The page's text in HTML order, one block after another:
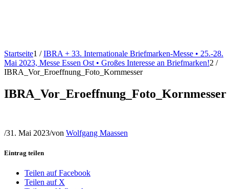
Startseite1 / IBRA + 33. Internationale Briefmarken-Messe • 25.-28.
Mai 2023, Messe Essen Ost • Großes Interesse an Briefmarken!2 /
IBRA_Vor_Eroeffnung_Foto_Kornmesser
IBRA_Vor_Eroeffnung_Foto_Kornmesser
/31. Mai 2023/von Wolfgang Maassen
Eintrag teilen
Teilen auf Facebook
Teilen auf X